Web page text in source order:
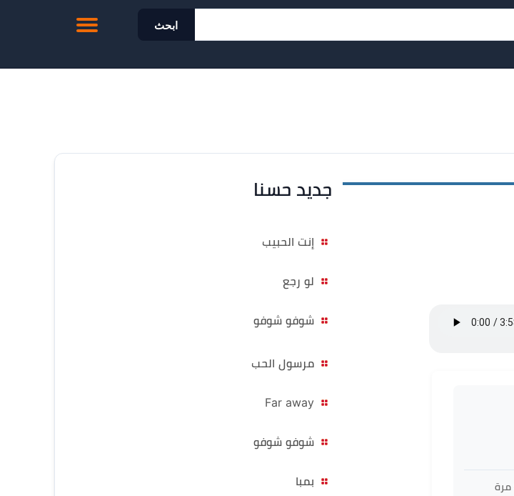
ابحث
مرة
جديد حسنا
إنت الحبيب
لو رجع
شوفو شوفو
مرسول الحب
Far away
شوفو شوفو
بمبا